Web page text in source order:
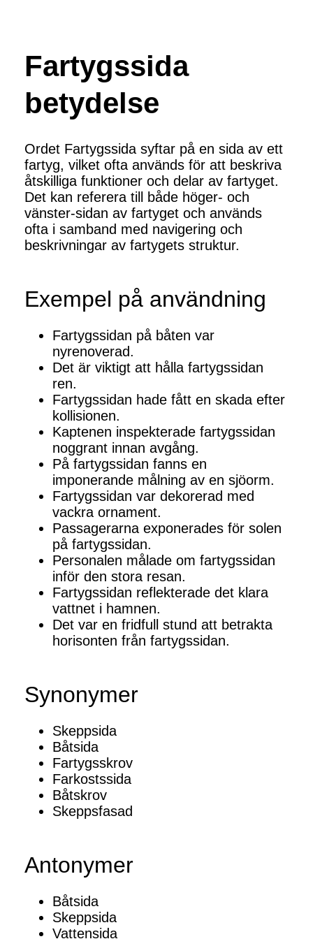
Fartygssida
betydelse
Ordet Fartygssida syftar på en sida av ett
fartyg, vilket ofta används för att beskriva
åtskilliga funktioner och delar av fartyget.
Det kan referera till både höger- och
vänster-sidan av fartyget och används
ofta i samband med navigering och
beskrivningar av fartygets struktur.
Exempel på användning
Fartygssidan på båten var
nyrenoverad.
Det är viktigt att hålla fartygssidan
ren.
Fartygssidan hade fått en skada efter
kollisionen.
Kaptenen inspekterade fartygssidan
noggrant innan avgång.
På fartygssidan fanns en
imponerande målning av en sjöorm.
Fartygssidan var dekorerad med
vackra ornament.
Passagerarna exponerades för solen
på fartygssidan.
Personalen målade om fartygssidan
inför den stora resan.
Fartygssidan reflekterade det klara
vattnet i hamnen.
Det var en fridfull stund att betrakta
horisonten från fartygssidan.
Synonymer
Skeppsida
Båtsida
Fartygsskrov
Farkostssida
Båtskrov
Skeppsfasad
Antonymer
Båtsida
Skeppsida
Vattensida